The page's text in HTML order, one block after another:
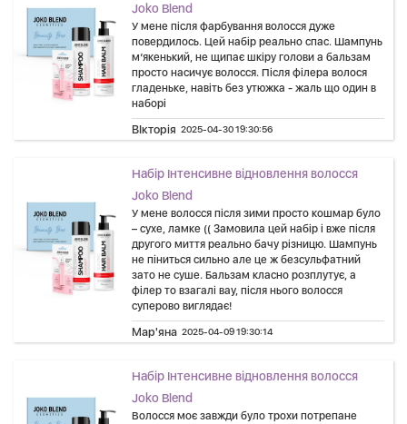
Joko Blend
У мене після фарбування волосся дуже
повердилось. Цей набір реально спас. Шампунь
м’якенький, не щипає шкіру голови а бальзам
просто насичує волосся. Після філера волося
гладеньке, навіть без утюжка - жаль що один в
наборі
ВІкторія 2025-04-30 19:30:56
Набір Інтенсивне відновлення волосся
Joko Blend
У мене волосся після зими просто кошмар було
– сухе, ламке (( Замовила цей набір і вже після
другого миття реально бачу різницю. Шампунь
не піниться сильно але це ж безсульфатний
зато не суше. Бальзам класно розплутує, а
філер то взагалі вау, після нього волосся
суперово виглядає!
Мар'яна 2025-04-09 19:30:14
Набір Інтенсивне відновлення волосся
Joko Blend
Волосся моє завжди було трохи потрепане